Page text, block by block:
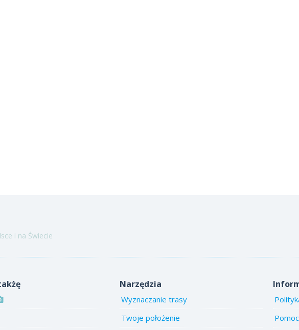
i na Świecie
Narzędzia
Wyznaczanie trasy
Twoje położenie
Pomoc